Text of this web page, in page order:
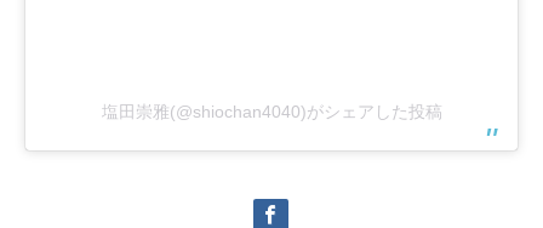
塩田崇雅(@shiochan4040)がシェアした投稿